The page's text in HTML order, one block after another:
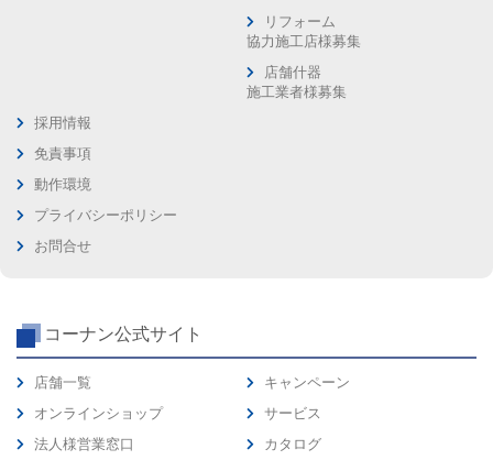
リフォーム
協力施工店様募集
店舗什器
施工業者様募集
採用情報
免責事項
動作環境
プライバシーポリシー
お問合せ
コーナン公式サイト
店舗一覧
オンラインショップ
法人様営業窓口
キャンペーン
サービス
カタログ